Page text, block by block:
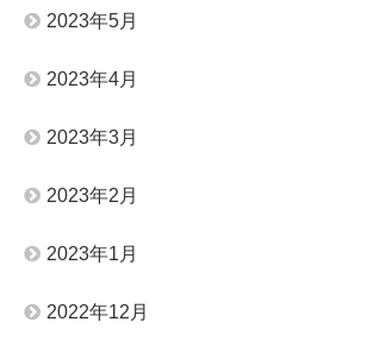
2023年5月
2023年4月
2023年3月
2023年2月
2023年1月
2022年12月